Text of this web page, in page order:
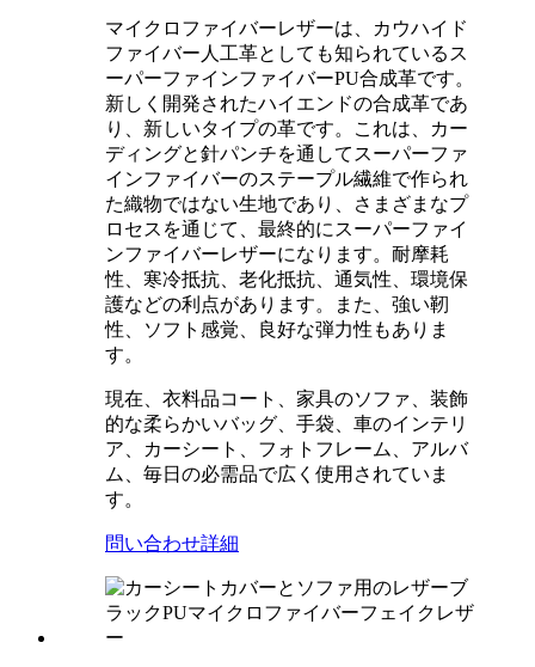
マイクロファイバーレザーは、カウハイド
ファイバー人工革としても知られているス
ーパーファインファイバーPU合成革です。
新しく開発されたハイエンドの合成革であ
り、新しいタイプの革です。これは、カー
ディングと針パンチを通してスーパーファ
インファイバーのステープル繊維で作られ
た織物ではない生地であり、さまざまなプ
ロセスを通じて、最終的にスーパーファイ
ンファイバーレザーになります。耐摩耗
性、寒冷抵抗、老化抵抗、通気性、環境保
護などの利点があります。また、強い靭
性、ソフト感覚、良好な弾力性もありま
す。
現在、衣料品コート、家具のソファ、装飾
的な柔らかいバッグ、手袋、車のインテリ
ア、カーシート、フォトフレーム、アルバ
ム、毎日の必需品で広く使用されていま
す。
問い合わせ詳細